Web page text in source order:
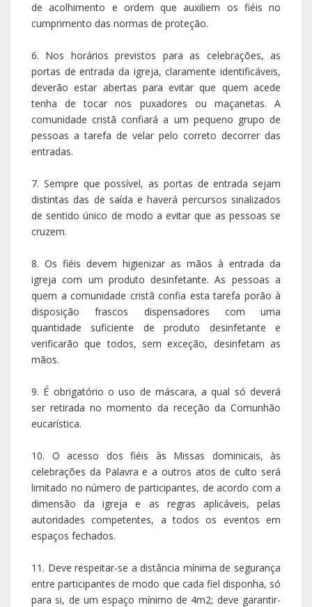
de acolhimento e ordem que auxiliem os fiéis no
cumprimento das normas de proteção.
6. Nos horários previstos para as celebrações, as
portas de entrada da igreja, claramente identificáveis,
deverão estar abertas para evitar que quem acede
tenha de tocar nos puxadores ou maçanetas. A
comunidade cristã confiará a um pequeno grupo de
pessoas a tarefa de velar pelo correto decorrer das
entradas.
7. Sempre que possível, as portas de entrada sejam
distintas das de saída e haverá percursos sinalizados
de sentido único de modo a evitar que as pessoas se
cruzem.
8. Os fiéis devem higienizar as mãos à entrada da
igreja com um produto desinfetante. As pessoas a
quem a comunidade cristã confia esta tarefa porão à
disposição frascos dispensadores com uma
quantidade suficiente de produto desinfetante e
verificarão que todos, sem exceção, desinfetam as
mãos.
9. É obrigatório o uso de máscara, a qual só deverá
ser retirada no momento da receção da Comunhão
eucarística.
10. O acesso dos fiéis às Missas dominicais, às
celebrações da Palavra e a outros atos de culto será
limitado no número de participantes, de acordo com a
dimensão da igreja e as regras aplicáveis, pelas
autoridades competentes, a todos os eventos em
espaços fechados.
11. Deve respeitar-se a distância mínima de segurança
entre participantes de modo que cada fiel disponha, só
para si, de um espaço mínimo de 4m2; deve garantir-